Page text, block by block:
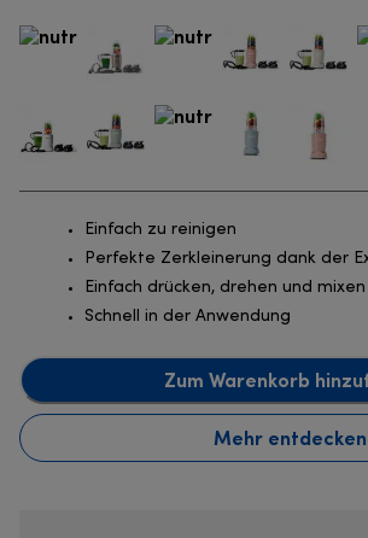
Einfach zu reinigen
Perfekte Zerkleinerung dank der
Einfach drücken, drehen und mixen
Schnell in der Anwendung
Zum Warenkorb
Mehr entdecken